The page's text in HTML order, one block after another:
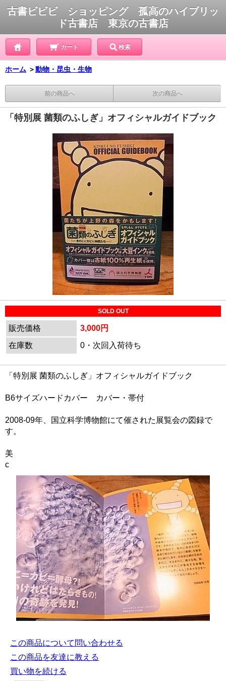
古書ビビビ ショッピング 孤高のハイブリッ
ド古書店 東京の古書店
カート 検索
ホーム ＞動物・昆虫・生物
前の商品へ 次の商品へ
「特別展 菌類のふしぎ」オフィシャルガイドブック
SOLD OUT
販売価格
3,000円
在庫数
0・次回入荷待ち
「特別展 菌類のふしぎ」オフィシャルガイドブック
B6サイズハードカバー カバー・帯付
2008-09年、国立科学博物館にて催された展覧会の図録で
す。
美
c
この商品について問い合わせる
この商品を友達に教える
買い物を続ける